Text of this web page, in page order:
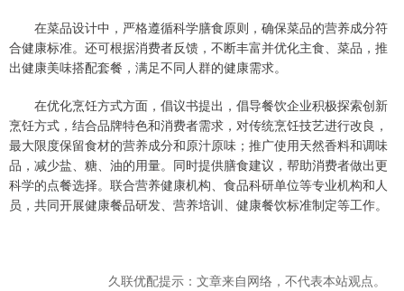
在菜品设计中，严格遵循科学膳食原则，确保菜品的营养成分符
合健康标准。还可根据消费者反馈，不断丰富并优化主食、菜品，推
出健康美味搭配套餐，满足不同人群的健康需求。
在优化烹饪方式方面，倡议书提出，倡导餐饮企业积极探索创新
烹饪方式，结合品牌特色和消费者需求，对传统烹饪技艺进行改良，
最大限度保留食材的营养成分和原汁原味；推广使用天然香料和调味
品，减少盐、糖、油的用量。同时提供膳食建议，帮助消费者做出更
科学的点餐选择。联合营养健康机构、食品科研单位等专业机构和人
员，共同开展健康餐品研发、营养培训、健康餐饮标准制定等工作。
久联优配提示：文章来自网络，不代表本站观点。